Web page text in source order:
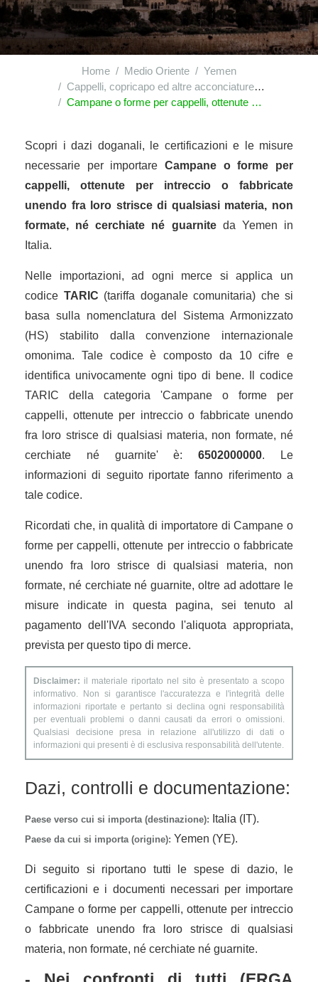
Home Medio Oriente
Yemen
Cappelli, copricapo ed altre acconciature; loro parti
Campane o forme per cappelli, ottenute per intreccio o fabbricate unendo fra loro strisce di qualsiasi materia, non formate, né cerchiate né guarnite
Scopri i dazi doganali, le certificazioni e le misure
necessarie per importare Campane o forme per
cappelli, ottenute per intreccio o fabbricate
unendo fra loro strisce di qualsiasi materia, non
formate, né cerchiate né guarniteda Yemen in
Italia.
Nelle importazioni, ad ogni merce si applica un
codice TARIC (tariffa doganale comunitaria) che si
basa sulla nomenclatura del Sistema Armonizzato
(HS) stabilito dalla convenzione internazionale
omonima. Tale codice è composto da 10 cifre e
identifica univocamente ogni tipo di bene. Il codice
TARIC della categoria 'Campane o forme per
cappelli, ottenute per intreccio o fabbricate unendo
fra loro strisce di qualsiasi materia, non formate, né
cerchiate né guarnite' è:6502000000. Le
informazioni di seguito riportate fanno riferimento a
tale codice.
Ricordati che, in qualità di importatore di Campane o
forme per cappelli, ottenute per intreccio o fabbricate
unendo fra loro strisce di qualsiasi materia, non
formate, né cerchiate né guarnite, oltre ad adottare le
misure indicate in questa pagina, sei tenuto al
pagamento dell'IVA secondo l'aliquota appropriata,
prevista per questo tipo di merce.
Disclaimer: il materiale riportato nel sito è presentato a scopo
informativo. Non si garantisce l'accuratezza e l'integrità delle
informazioni riportate e pertanto si declina ogni responsabilità
per eventuali problemi o danni causati da errori o omissioni.
Qualsiasi decisione presa in relazione all'utilizzo di dati o
informazioni qui presenti è di esclusiva responsabilità dell'utente.
Dazi, controlli e documentazione:
Paese verso cui si importa (destinazione): Italia (IT).
Paese da cui si importa (origine): Yemen (YE).
Di seguito si riportano tutti le spese di dazio, le
certificazioni e i documenti necessari per importare
Campane o forme per cappelli, ottenute per intreccio
o fabbricate unendo fra loro strisce di qualsiasi
materia, non formate, né cerchiate né guarnite.